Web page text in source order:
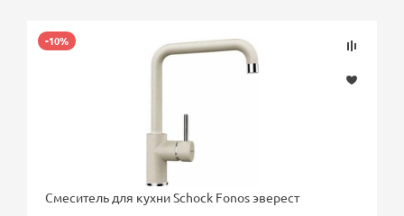
-10%
Смеситель для кухни Schock Fonos эверест